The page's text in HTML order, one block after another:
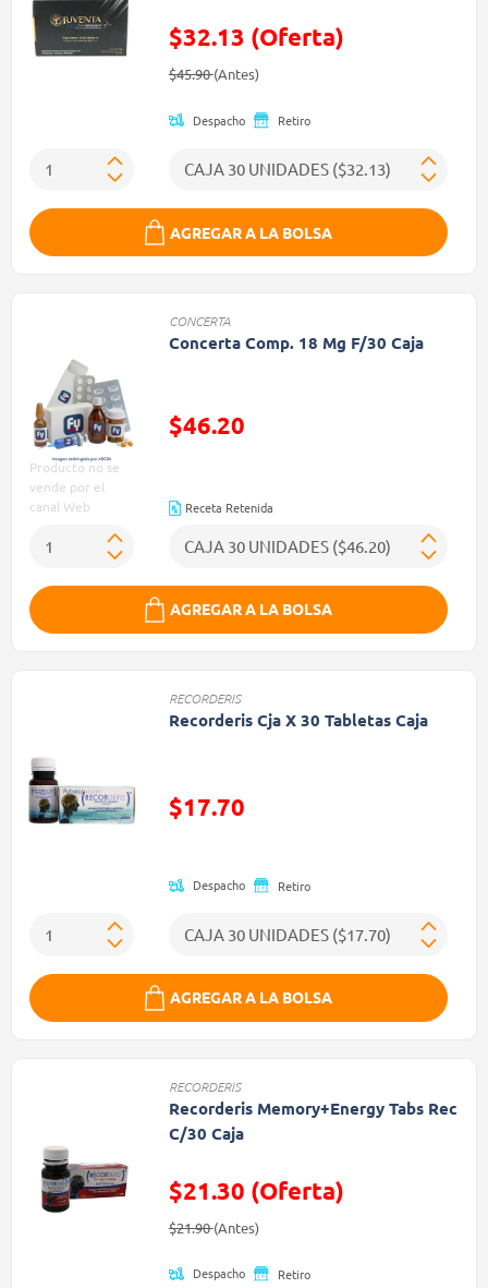
$32.13 (Oferta)
Precio reducido de
$45.90(Antes)(Oferta)
Despacho Retiro
AGREGAR A LA BOLSA
Producto no se
vende por el
canal Web
CONCERTA
Concerta Comp. 18 Mg F/30 Caja
$46.20
Receta Retenida
AGREGAR A LA BOLSA
RECORDERIS
Recorderis Cja X 30 Tabletas Caja
Precio reducido de
$17.70
Despacho Retiro
AGREGAR A LA BOLSA
RECORDERIS
Recorderis Memory+Energy Tabs Rec
C/30 Caja
$21.30 (Oferta)
Precio reducido de
$21.90(Antes)(Oferta)
Despacho Retiro